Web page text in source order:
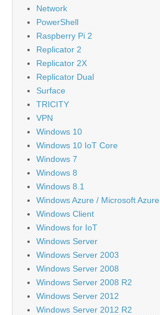
Network
PowerShell
Raspberry Pi 2
Replicator 2
Replicator 2X
Replicator Dual
Surface
TRICITY
VPN
Windows 10
Windows 10 IoT Core
Windows 7
Windows 8
Windows 8.1
Windows Azure / Microsoft Azure
Windows Client
Windows for IoT
Windows Server
Windows Server 2003
Windows Server 2008
Windows Server 2008 R2
Windows Server 2012
Windows Server 2012 R2